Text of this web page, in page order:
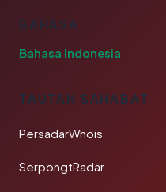
BAHASA
Bahasa Indonesia
TAUTAN SAHABAT
PersadarWhois
SerpongtRadar